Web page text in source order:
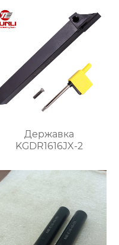
Державка
KGDR1616JX-2